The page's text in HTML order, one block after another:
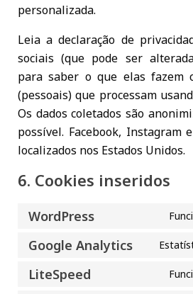
personalizada.
Leia a declaração de
sociais (que pode ser
para saber o que elas fazem
(pessoais) que processam
Os dados coletados são
possível. Facebook, Instagram
localizados nos Estados Unidos.
6. Cookies inseridos
WordPress
Google Analytics
LiteSpeed